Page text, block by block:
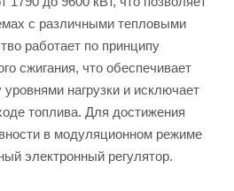
с различными тепловыми
работает по принципу
сжигания, что обеспечивает
нагрузки и исключает
топлива. Для достижения
в модуляционном режиме
электронный регулятор.